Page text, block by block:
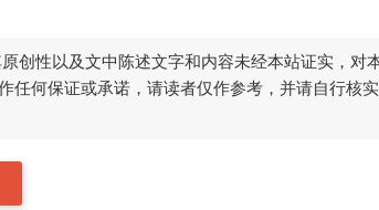
创性以及文中陈述文字和内容未经本站证实，对
任何保证或承诺，请读者仅作参考，并请自行核实